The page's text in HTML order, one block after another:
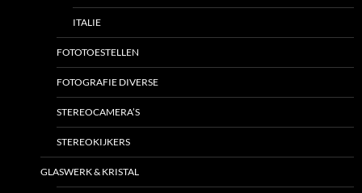
ITALIE
FOTOTOESTELLEN
FOTOGRAFIE DIVERSE
STEREOCAMERA’S
STEREOKIJKERS
GLASWERK & KRISTAL